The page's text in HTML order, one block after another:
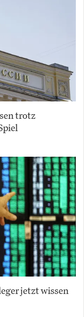
trotz
jetzt wissen